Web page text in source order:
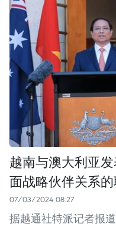
越南与澳大利亚
面战略伙伴关系
07/03/2024 08:27
据越通社特派记者报